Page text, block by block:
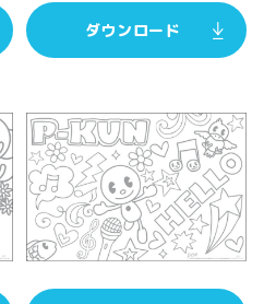
ダウンロード